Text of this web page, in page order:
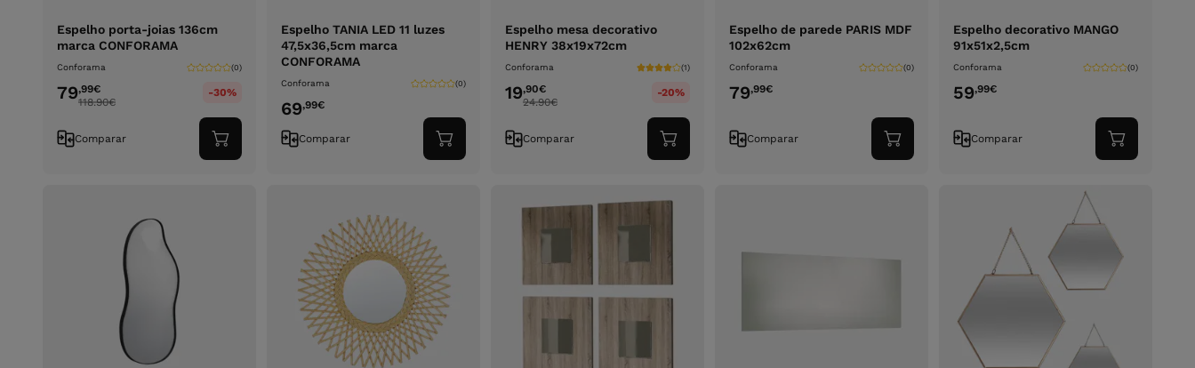
Espelho porta-joias 136cm
marca CONFORAMA
Conforama (0)
79,99€
118.90€
-30%
Comparar
Adicionar
ao
Espelho TANIA LED 11 luzes
47,5x36,5cm marca
CONFORAMA
Conforama (0)
69,99€
Comparar
Adicionar
ao
Espelho mesa decorativo
HENRY 38x19x72cm
Conforama (1)
19,90€
24.90€
-20%
Comparar
Adicionar
ao
Espelho de parede PARIS MDF
102x62cm
Conforama (0)
79,99€
Comparar
Adicionar
ao
Espelho decorativo MANGO
91x51x2,5cm
Conforama (0)
59,99€
Comparar
Adicionar
ao